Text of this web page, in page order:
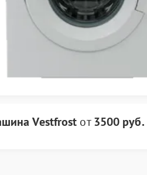
Vestfrost от3500 руб.